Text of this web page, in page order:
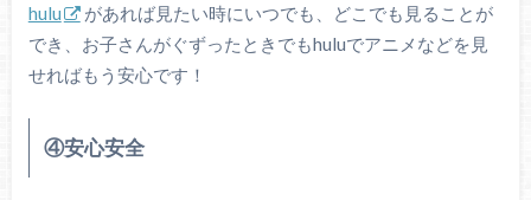
hulu
があれば見たい時にいつでも、どこでも見ることが
でき、お子さんがぐずったときでもhuluでアニメなどを見
せればもう安心です！
④安心安全